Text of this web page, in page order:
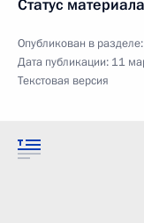
Статус материала
Опубликован в разделе:
Дата публикации: 11
Текстовая версия